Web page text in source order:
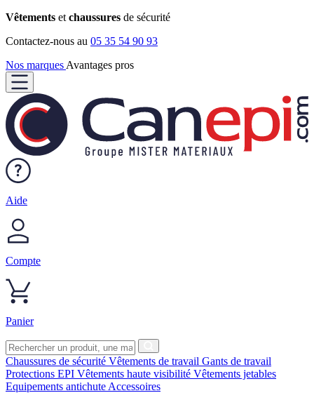
Vêtements et chaussures de sécurité
Contactez-nous au 05 35 54 90 93
Nos marques Avantages pros
Aide
Compte
Panier
Chaussures de sécurité Vêtements de travail Gants de travail
Protections EPI Vêtements haute visibilité Vêtements jetables
Equipements antichute Accessoires